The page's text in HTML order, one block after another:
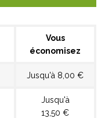
Vous
économisez
Jusqu'à 8,00 €
Jusqu'à
13,50 €